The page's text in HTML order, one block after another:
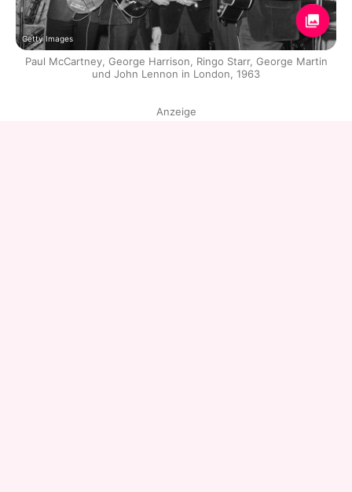
Getty Images
Paul McCartney, George Harrison, Ringo Starr, George Martin
und John Lennon in London, 1963
Anzeige